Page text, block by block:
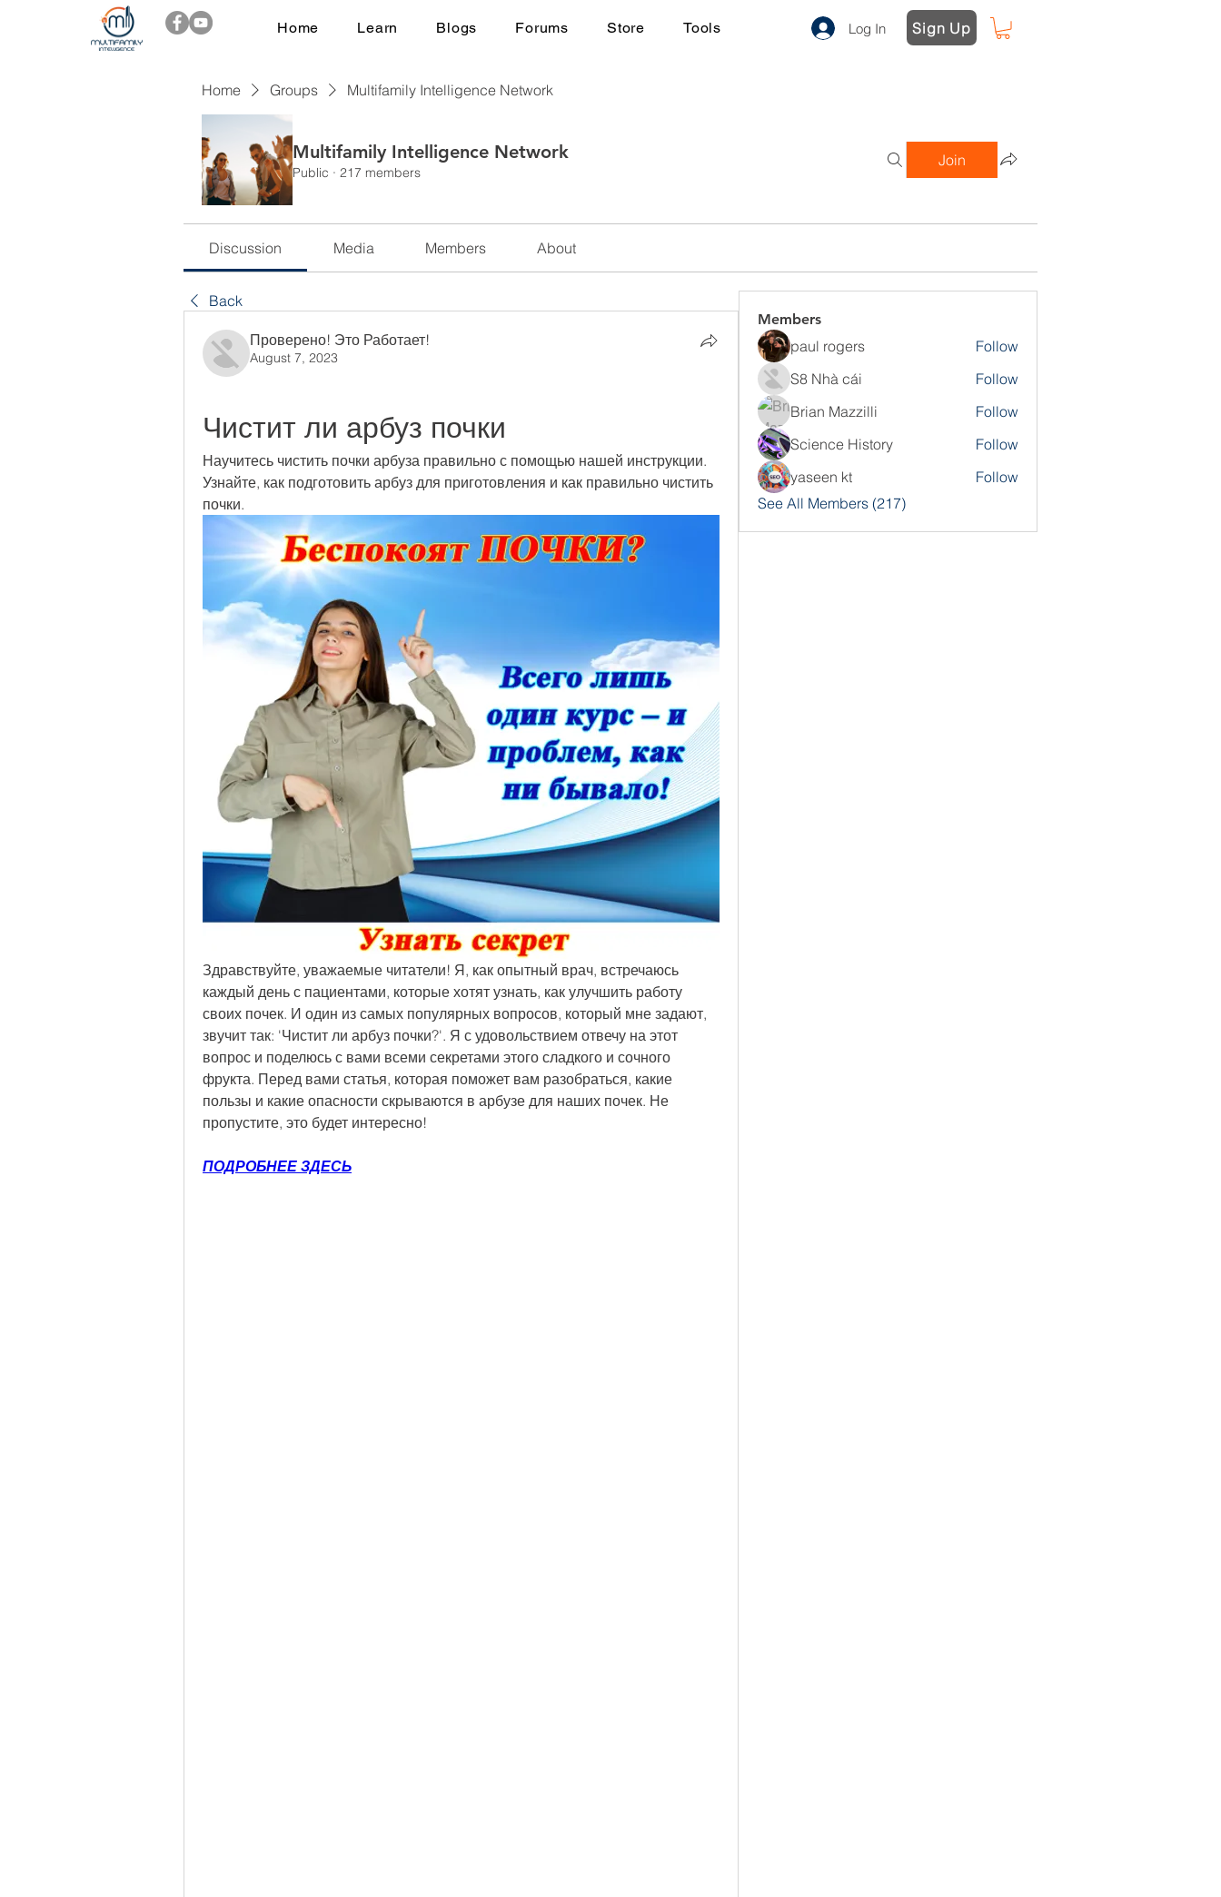
Home Learn Blogs Forums Store Tools Log In Sign Up
Home Groups Multifamily Intelligence Network
Multifamily Intelligence Network
Public · 217 members
Join
Discussion Media Members About
Back
Проверено! Это Работает!
August 7, 2023
Чистит ли арбуз почки
Научитесь чистить почки арбуза правильно с помощью нашей инструкции.
Узнайте, как подготовить арбуз для приготовления и как правильно чистить
почки.
Здравствуйте, уважаемые читатели! Я, как опытный врач, встречаюсь
каждый день с пациентами, которые хотят узнать, как улучшить работу
своих почек. И один из самых популярных вопросов, который мне задают,
звучит так: 'Чистит ли арбуз почки?'. Я с удовольствием отвечу на этот
вопрос и поделюсь с вами всеми секретами этого сладкого и сочного
фрукта. Перед вами статья, которая поможет вам разобраться, какие
пользы и какие опасности скрываются в арбузе для наших почек. Не
пропустите, это будет интересно!
ПОДРОБНЕЕ ЗДЕСЬ
Members
paul rogers
Follow
S8 Nhà cái
Follow
Brian Mazzilli
Follow
Science History
Follow
yaseen kt
Follow
See All Members (217)